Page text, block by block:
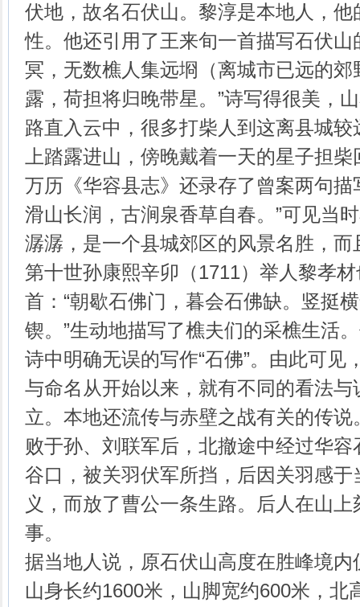
伏地，故名石伏山。黎淳是本地人，
性。他还引用了王来旬一首描写石伏山
冥，无数樵人集远埛（离城市已远的
露，荷担将归晚带星。”诗写得很美，
路直入云中，很多打柴人到这离县城
上踏露进山，傍晚戴着一天的星子担
万历《华容县志》还录存了曾案两句描
滑山长润，古涧泉香草自春。”可见当
潺潺，是一个县城郊区的风景名胜，
第十世孙康熙辛卯（1711）举人黎孝
首：“朝歇石佛门，暮会石佛缺。竖挺
锲。”生动地描写了樵夫们的采樵生活
诗中明确无误的写作“石佛”。由此可见
与命名从开始以来，就有不同的看法
立。本地还流传与赤壁之战有关的传
败于孙、刘联军后，北撤途中经过华
谷口，被关羽伏军所挡，后因关羽感
义，而放了曹公一条生路。后人在山
事。
据当地人说，原石伏山高度在胜峰境
山身长约1600米，山脚宽约600米，北